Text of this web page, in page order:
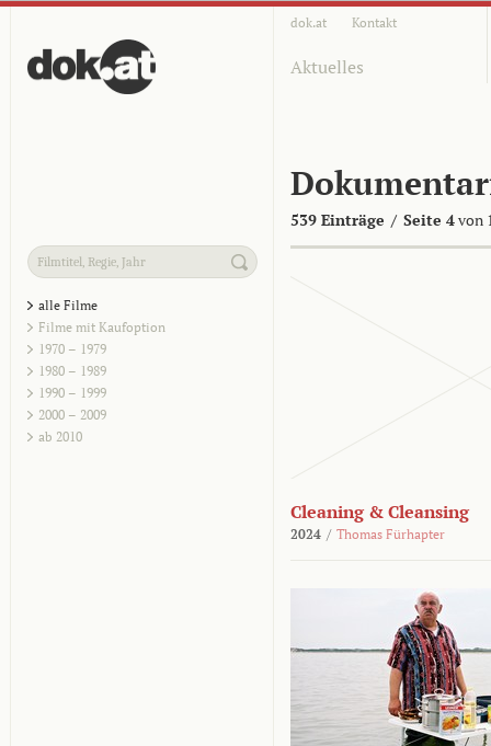
dok.at Kontakt
Aktuelles
539 Einträge / Seite 4von
alle Filme
Filme mit Kaufoption
1970 – 1979
1980 – 1989
1990 – 1999
2000 – 2009
ab 2010
Cleaning & Cleansing
2024 / Thomas Fürhapter